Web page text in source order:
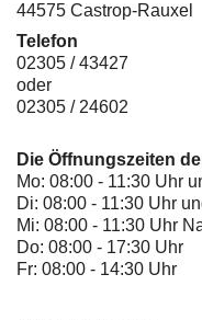
44575 Castrop-Rauxel
Telefon
02305 / 43427
oder
02305 / 24602
Die Öffnungszeiten
Mo: 08:00 - 11:30 Uhr
Di: 08:00 - 11:30 Uhr
Mi: 08:00 - 11:30 Uhr
Do: 08:00 - 17:30 Uhr
Fr: 08:00 - 14:30 Uhr